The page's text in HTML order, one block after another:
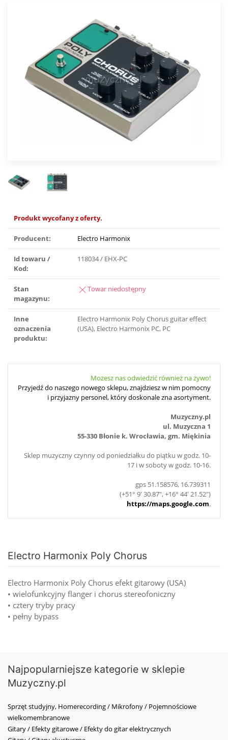
Produkt wycofany z oferty.
Producent: Electro Harmonix
Id towaru /
Kod:
118034 / EHX-PC
Stan
magazynu:
Towar niedostępny
Inne
oznaczenia
produktu:
Electro Harmonix Poly Chorus guitar effect
(USA), Electro Harmonix PC, PC
Możesz nas odwiedzić również na żywo!
Przyjedź do naszego nowego sklepu, znajdziesz w nim pomocny
i przyjazny personel, który doskonale zna asortyment.
Muzyczny.pl
ul. Muzyczna 1
55-330 Błonie k. Wrocławia, gm. Miękinia
Sklep muzyczny czynny od poniedziałku do piątku w godz. 10-
17 i w soboty w godz. 10-16.
gps 51.158576, 16.739311
(+51° 9' 30.87", +16° 44' 21.52")
https://maps.google.com.
Electro Harmonix Poly Chorus
Electro Harmonix Poly Chorus efekt gitarowy (USA)
• wielofunkcyjny flanger i chorus stereofoniczny
• cztery tryby pracy
• pełny bypass
Najpopularniejsze kategorie w sklepie
Muzyczny.pl
Sprzęt studyjny, Homerecording / Mikrofony / Pojemnościowe
wielkomembranowe
Gitary / Efekty gitarowe / Efekty do gitar elektrycznych